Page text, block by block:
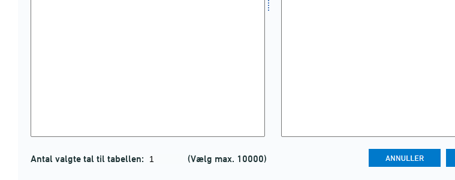
Antal valgte tal til tabellen: (Vælg max. 10000)